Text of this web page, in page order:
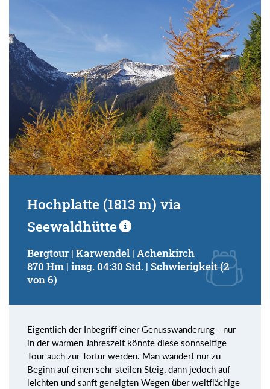
Hochplatte (1813 m) via
Seewaldhütte
Bergtour | Karwendel | Achenkirch
870 Hm | insg. 04:30 Std. | Schwierigkeit (2
von 6)
Eigentlich der Inbegriff einer Genusswanderung - nur
in der warmen Jahreszeit könnte diese sonnseitige
Tour auch zur Tortur werden. Man wandert nur zu
Beginn auf einen sehr steilen Steig, dann jedoch auf
leichten und sanft geneigten Wegen über weitflächige